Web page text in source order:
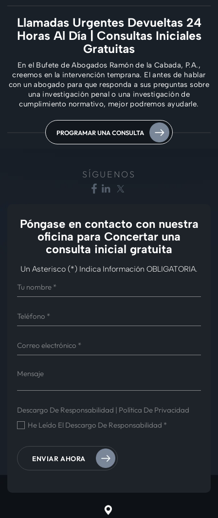
Llamadas Urgentes Devueltas 24
Horas Al Día | Consultas Iniciales
Gratuitas
En el Bufete de Abogados Ramón de la Cabada, P.A.,
creemos en la intervención temprana. El antes de hablar
con un abogado para que responda a sus preguntas sobre
una investigación penal o una investigación de
cumplimiento normativo, mejor podremos ayudarle.
PROGRAMAR UNA CONSULTA
SÍGUENOS
Póngase en contacto con nuestra
oficina para Concertar una
consulta inicial gratuita
Un Asterisco (*) Indica Información OBLIGATORIA.
Descargo De Responsabilidad | Política De Privacidad
He Leído El Descargo De Responsabilidad *